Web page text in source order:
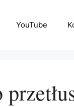
YouTube